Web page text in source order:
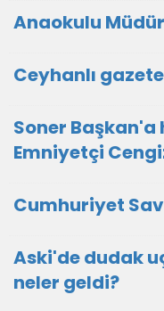
Anaokulu
Ceyhanlı
Soner
Emniyetçi
Cumhuriyet
Aski'de dudak
neler geldi?